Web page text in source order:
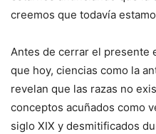
creemos que todavía
Antes de cerrar el presente
que hoy, ciencias como la
revelan que las razas no
conceptos acuñados como
siglo XIX y desmitificados